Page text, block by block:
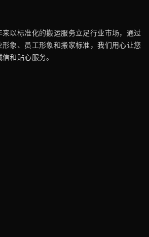
以标准化的搬运服务立足行业市场，通过
象、员工形象和搬家标准，我们用心让您
和贴心服务。